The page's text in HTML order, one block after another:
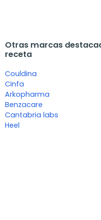
Otras marcas
receta
Couldina
Cinfa
Arkopharma
Benzacare
Cantabria labs
Heel